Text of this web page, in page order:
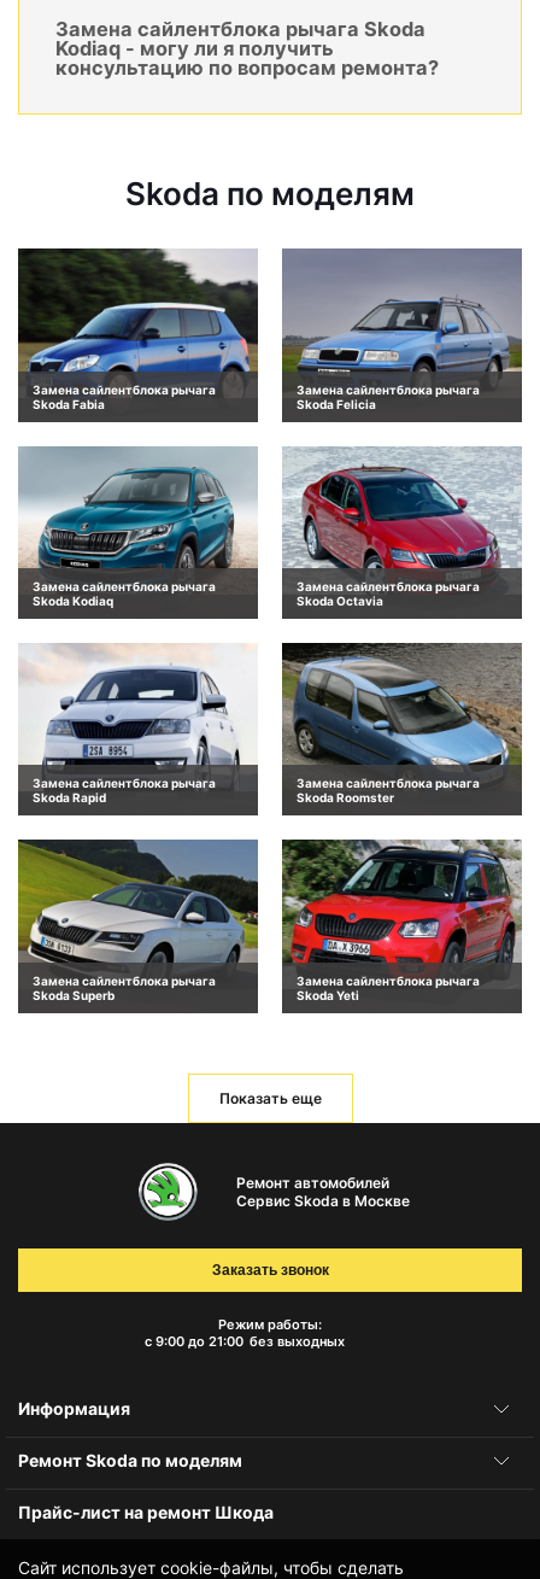
Замена сайлентблока рычага Skoda
Kodiaq - могу ли я получить
консультацию по вопросам ремонта?
Skoda по моделям
Замена сайлентблока рычага
Skoda Fabia
Замена сайлентблока рычага
Skoda Felicia
Замена сайлентблока рычага
Skoda Kodiaq
Замена сайлентблока рычага
Skoda Octavia
Замена сайлентблока рычага
Skoda Rapid
Замена сайлентблока рычага
Skoda Roomster
Замена сайлентблока рычага
Skoda Superb
Замена сайлентблока рычага
Skoda Yeti
Показать еще
Сайт использует cookie-файлы, чтобы сделать
Ремонт автомобилей
Сервис Skoda в Москве
Режим работы:
с 9:00 до 21:00 без выходных
Заказать звонок
Информация
Ремонт Skoda по моделям
Прайс-лист на ремонт Шкода